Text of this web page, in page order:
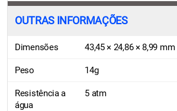
OUTRAS INFORMAÇÕES
Dimensões 43,45 × 24,86 × 8,99 mm
Peso 14g
Resistência a
água
5 atm